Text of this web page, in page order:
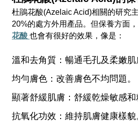
杜鵑花酸(Azelaic Acid)相關的研究
20%的處方外用產品。但保養方面
花酸 也會有很好的效果，像是：
溫和去角質：暢通毛孔及柔嫩肌
均勻膚色：改善膚色不均問題。
顯著舒緩肌膚：舒緩乾燥敏感和
抗氧化功效：維持肌膚健康樣貌